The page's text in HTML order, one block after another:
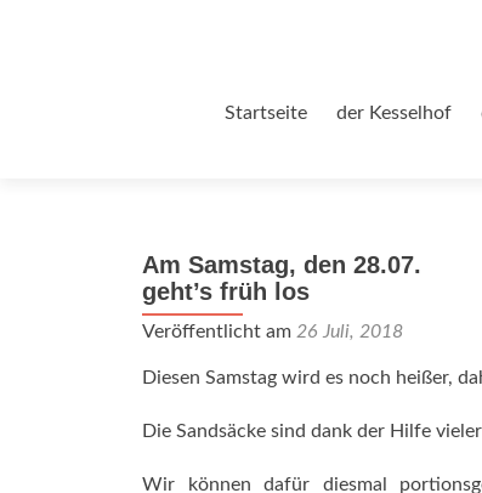
Startseite der Kesselhof
Am Samstag, den 28.07.
geht’s früh los
Veröffentlicht am 26 Juli, 2018
Diesen Samstag wird es noch heißer,
Die Sandsäcke sind dank der Hilfe
Wir können dafür diesmal